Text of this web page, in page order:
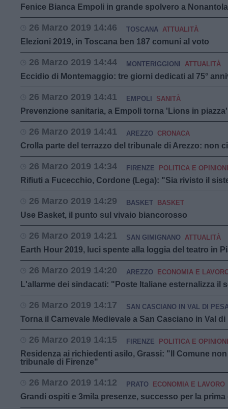
Fenice Bianca Empoli in grande spolvero a
26 Marzo 2019 14:46 TOSCANA ATTUALITÀ
Elezioni 2019, in Toscana ben 187 comuni al voto
26 Marzo 2019 14:44 MONTERIGGIONI ATTUALITÀ
Eccidio di Montemaggio: tre giorni dedicati al 75°
26 Marzo 2019 14:41 EMPOLI SANITÀ
Prevenzione sanitaria, a Empoli torna 'Lions in piazza'
26 Marzo 2019 14:41 AREZZO CRONACA
Crolla parte del terrazzo del tribunale di Arezzo: non
26 Marzo 2019 14:34 FIRENZE POLITICA E OPINIONI
Rifiuti a Fucecchio, Cordone (Lega): "Sia rivisto il
26 Marzo 2019 14:29 BASKET BASKET
Use Basket, il punto sul vivaio biancorosso
26 Marzo 2019 14:21 SAN GIMIGNANO ATTUALITÀ
Earth Hour 2019, luci spente alla loggia del teatro in
26 Marzo 2019 14:20 AREZZO ECONOMIA E
L'allarme dei sindacati: "Poste Italiane esternalizza il
26 Marzo 2019 14:17 SAN CASCIANO IN VAL DI
Torna il Carnevale Medievale a San Casciano in Val di
26 Marzo 2019 14:15 FIRENZE POLITICA E OPINIONI
Residenza ai richiedenti asilo, Grassi: "Il Comune
tribunale di Firenze"
26 Marzo 2019 14:12 PRATO ECONOMIA E LAVORO
Grandi ospiti e 3mila presenze, successo per la prima